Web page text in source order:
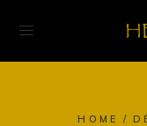
HOME